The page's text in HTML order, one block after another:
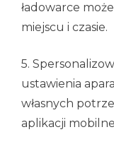
ładowarce
miejscu i czasie.
5.
ustawienia
własnych
aplikacji